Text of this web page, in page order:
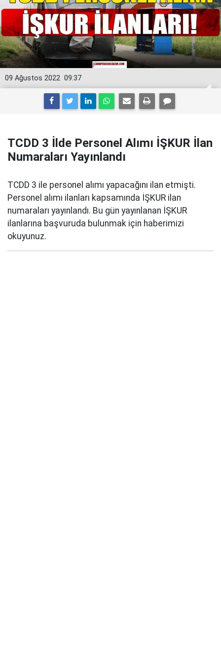
09:37
09 Ağustos 2022
TCDD 3 İlde Personel Alımı İŞKUR İlan
Numaraları Yayınlandı
TCDD 3 ile personel alımı yapacağını ilan etmişti.
Personel alımı ilanları kapsamında İŞKUR ilan
numaraları yayınlandı. Bu gün yayınlanan İŞKUR
ilanlarına başvuruda bulunmak için haberimizi
okuyunuz.